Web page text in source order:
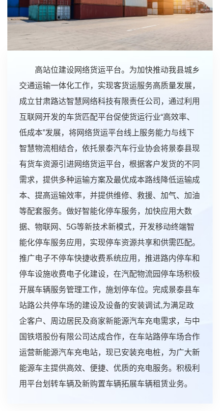
高站位建设网络货运平台。为加快推动我县城乡
交通运输一体化工作，实现客货运服务高质量发展，
成立甘肃路达智慧网络科技有限责任公司，通过利用
互联网开发的车货匹配平台促使货运行业“高效率、
低成本”发展，将网络货运平台线上服务能力与线下
智慧物流相结合，依托景泰汽车行业协会将景泰县现
有货车资源引进网络货运平台，根据客户发货的不同
需求，提供多种运输方案及最优成本路线降低运输成
本、提高运输效率，并提供维修、救援、加气、加油
等配套服务。做好智能化停车服务，加快应用大数
据、物联网、5G等新技术新模式，开发移动终端智
能化停车服务应用，实现停车资源共享和供需匹配。
推广电子不停车快捷收费系统应用，推进路内停车和
停车设施收费电子化建设，在汽配物流园停车场积极
开展车辆服务管理工作，施划停车位。完成景泰县车
站路公共停车场的建设及设备的安装调试,为满足政
企客户、周边居民及商家新能源汽车充电需求，与中
国铁塔股份有限公司达成合作，在车站路停车场合作
运营新能源汽车充电站，现已安装充电桩，为广大新
能源车主提供高效、便捷、优质的充电服务。积极利
用平台划转车辆及新购置车辆拓展车辆租赁业务。